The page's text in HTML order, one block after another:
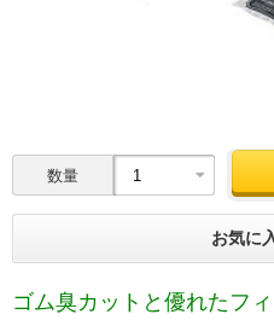
数量
お気に
ゴム臭カットと優れたフ